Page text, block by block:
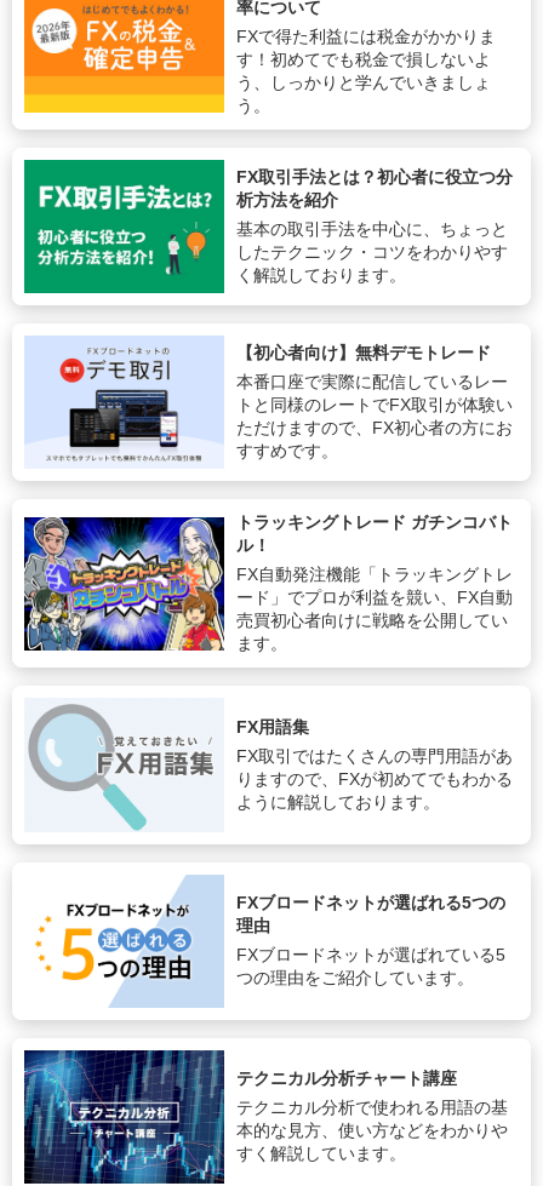
率について
FXで得た利益には税金がかかりま
す！初めてでも税金で損しないよ
う、しっかりと学んでいきましょ
う。
FX取引手法とは？初心者に役立つ分
析方法を紹介
基本の取引手法を中心に、ちょっと
したテクニック・コツをわかりやす
く解説しております。
【初心者向け】無料デモトレード
本番口座で実際に配信しているレー
トと同様のレートでFX取引が体験い
ただけますので、FX初心者の方にお
すすめです。
トラッキングトレード ガチンコバト
ル！
FX自動発注機能「トラッキングトレ
ード」でプロが利益を競い、FX自動
売買初心者向けに戦略を公開してい
ます。
FX用語集
FX取引ではたくさんの専門用語があ
りますので、FXが初めてでもわかる
ように解説しております。
FXブロードネットが選ばれる5つの
理由
FXブロードネットが選ばれている5
つの理由をご紹介しています。
テクニカル分析チャート講座
テクニカル分析で使われる用語の基
本的な見方、使い方などをわかりや
すく解説しています。